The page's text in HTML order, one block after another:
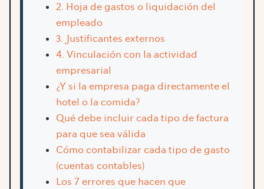
2. Hoja de gastos o liquidación del
empleado
3. Justificantes externos
4. Vinculación con la actividad
empresarial
¿Y si la empresa paga directamente el
hotel o la comida?
Qué debe incluir cada tipo de factura
para que sea válida
Cómo contabilizar cada tipo de gasto
(cuentas contables)
Los 7 errores que hacen que